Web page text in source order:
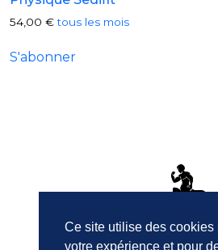
54,00 €tous les mois
S'abonner
06 48 34 50
Ce site utilise des cookies
votre expérience et pour
Ce site utilise des cookies
votre expérience et pour